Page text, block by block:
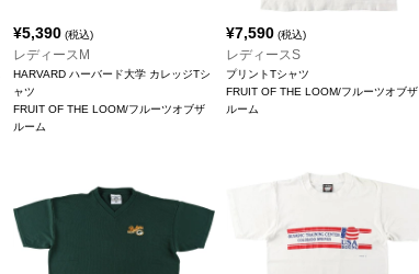
¥5,390 (税込)
レディースM
HARVARD ハーバード大学 カレッジTシ
ャツ
FRUIT OF THE LOOM/フルーツオブザ
ルーム
¥7,590 (税込)
レディースS
プリントTシャツ
FRUIT OF THE LOOM/フルーツオブザ
ルーム